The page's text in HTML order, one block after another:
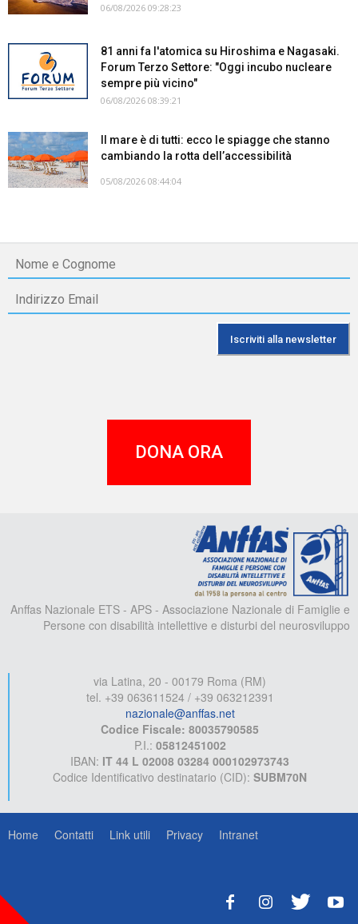
06/08/2026 09:28:23
81 anni fa l'atomica su Hiroshima e Nagasaki.
Forum Terzo Settore: "Oggi incubo nucleare
sempre più vicino"
06/08/2026 08:39:21
Il mare è di tutti: ecco le spiagge che stanno
cambiando la rotta dell’accessibilità
05/08/2026 08:44:04
DONA ORA
Anffas Nazionale ETS - APS - Associazione Nazionale di Famiglie e
Persone con disabilità intellettive e disturbi del neurosviluppo
via Latina, 20 - 00179 Roma (RM)
tel. +39 063611524 / +39 063212391
nazionale@anffas.net
Codice Fiscale: 80035790585
P.I.: 05812451002
IBAN: IT 44 L 02008 03284 000102973743
Codice Identificativo destinatario (CID): SUBM70N
Home Contatti Link utili Privacy Intranet